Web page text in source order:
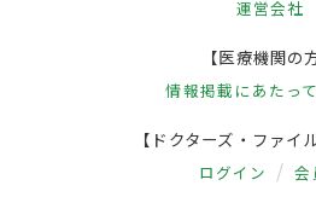
運営会社
【医療機関の
情報掲載にあたって
【ドクターズ・ファイ
ログイン 会